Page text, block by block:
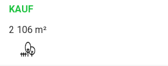
KAUF
2 106 m²